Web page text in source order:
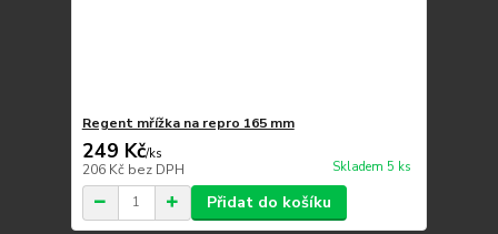
Regent mřížka na repro 165 mm
249 Kč/ks
206 Kč bez DPH Skladem 5 ks
Přidat do košíku